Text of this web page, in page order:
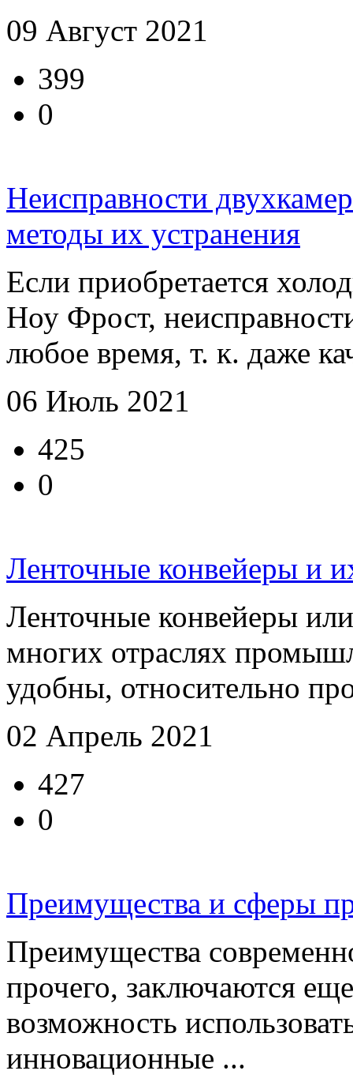
09 Август 2021
399
0
Неисправности
методы их устранения
Если приобретается
Ноу Фрост,
любое время, т. к. даже
06 Июль 2021
425
0
Ленточные конвейеры и
Ленточные конвейеры
многих отраслях
удобны, относительно
02 Апрель 2021
427
0
Преимущества и сферы
Преимущества
прочего, заключаются
возможность
инновационные ...